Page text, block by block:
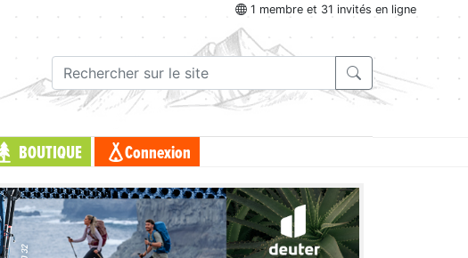
1 membre et 31 invités en ligne
BOUTIQUE Connexion